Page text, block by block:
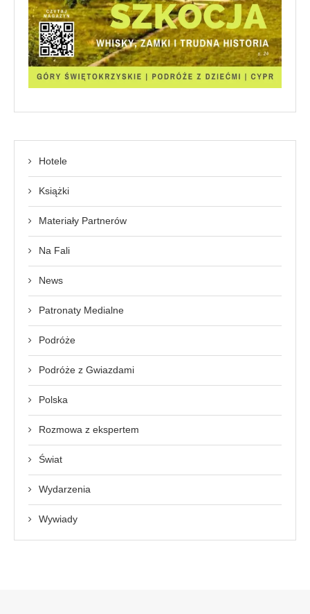
Hotele
Książki
Materiały Partnerów
Na Fali
News
Patronaty Medialne
Podróże
Podróże z Gwiazdami
Polska
Rozmowa z ekspertem
Świat
Wydarzenia
Wywiady